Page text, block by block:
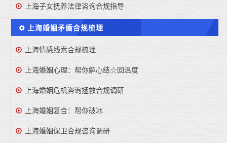
上海子女抚养法律咨询合规指导
上海婚姻矛盾合规梳理
上海情感线索合规梳理
上海婚姻心理：帮你解心结☆回温度
上海婚姻危机咨询拯救合规调研
上海婚姻复合：帮你破冰
上海婚姻保卫合规咨询调研